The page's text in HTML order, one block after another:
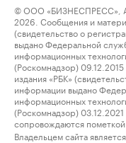
© ООО «БИЗНЕСПРЕСС»,
2026. Сообщения и
(свидетельство о
выдано Федеральной
информационных
(Роскомнадзор)
издания «РБК»
информации выдано
информационных
(Роскомнадзор)
сопровождаются пометкой
Владельцем сайта